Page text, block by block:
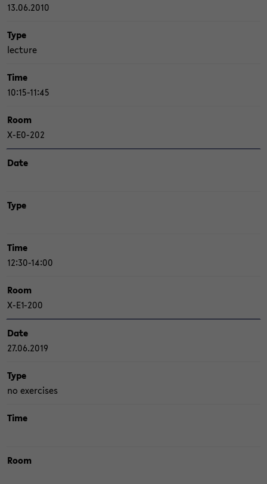
13.06.2010
Type
lec­tu­re
Time
10:15-11:45
Room
X-​E0-202
Date
Type
Time
12:30-14:00
Room
X-​E1-200
Date
27.06.2019
Type
no ex­er­ci­s­es
Time
Room